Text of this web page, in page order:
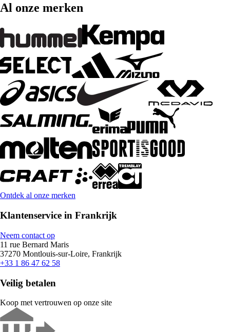
Al onze merken
Ontdek al onze merken
Klantenservice in Frankrijk
Neem contact op
11 rue Bernard Maris
37270 Montlouis-sur-Loire, Frankrijk
+33 1 86 47 62 58
Veilig betalen
Koop met vertrouwen op onze site